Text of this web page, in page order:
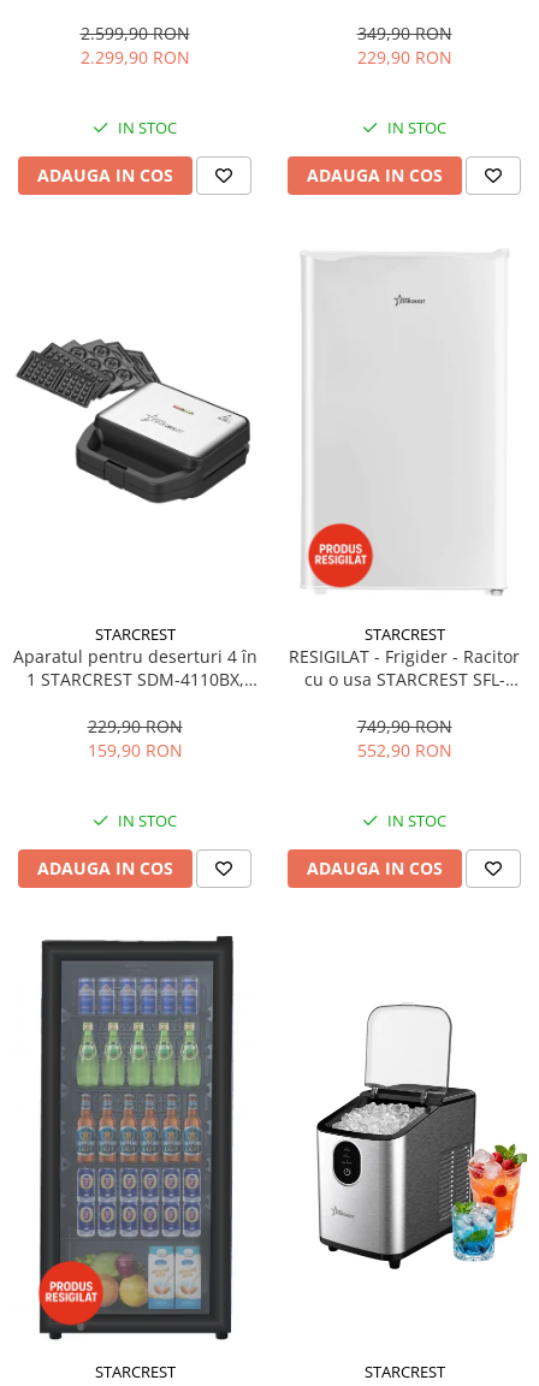
LED, H 169.5 cm, Negru
2.599,90 RON
2.299,90 RON
IN STOC
ADAUGA IN COS
349,90 RON
229,90 RON
IN STOC
ADAUGA IN COS
STARCREST
Aparatul pentru deserturi 4 în
1 STARCREST SDM-4110BX,
invelis ceramic pentru vafe,
nuci, gogosi si smile
229,90 RON
159,90 RON
IN STOC
ADAUGA IN COS
STARCREST
RESIGILAT - Frigider - Racitor
cu o usa STARCREST SFL-
92L, Iluminare interioara,H 83
cm, Alb
749,90 RON
552,90 RON
IN STOC
ADAUGA IN COS
STARCREST STARCREST